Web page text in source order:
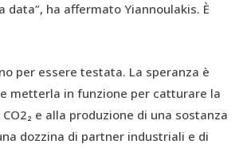
ha affermato Yiannoulakis. È
per essere testata. La speranza è
metterla in funzione per catturare la
e alla produzione di una sostanza
dozzina di partner industriali e di